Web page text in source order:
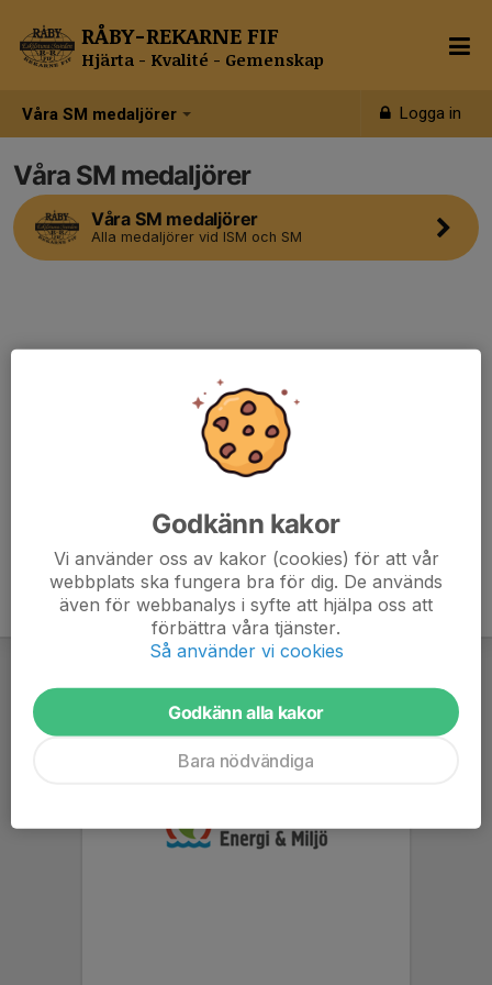
Våra SM medaljörer Logga in
RÅBY-REKARNE FIF
Hjärta - Kvalité - Gemenskap
Våra SM medaljörer
Våra SM medaljörer
Alla medaljörer vid ISM och SM
Godkänn kakor
Vi använder oss av kakor (cookies) för att vår
webbplats ska fungera bra för dig. De används
även för webbanalys i syfte att hjälpa oss att
förbättra våra tjänster.
Så använder vi cookies
Godkänn alla kakor
Bara nödvändiga